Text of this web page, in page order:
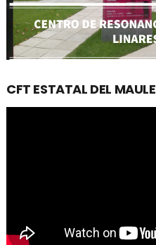
CFT ESTATAL DEL MAULE